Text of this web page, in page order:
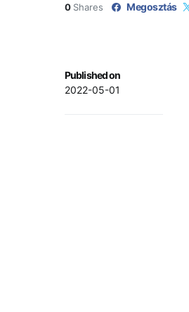
0 Shares Megosztás
Published on
2022-05-01